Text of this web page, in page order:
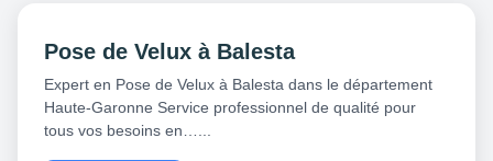
Pose de Velux à Balesta
Expert en Pose de Velux à Balesta dans le département
Haute-Garonne Service professionnel de qualité pour
tous vos besoins en…...